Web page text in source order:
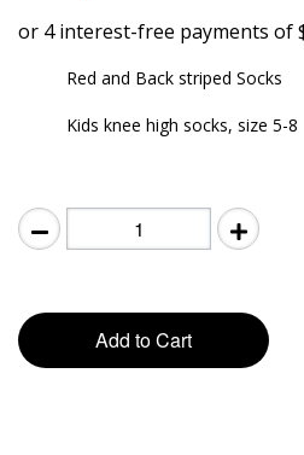
or 4 interest-free payments of
Red and Back striped Socks
Kids knee high socks, size 5-8
Add to Cart